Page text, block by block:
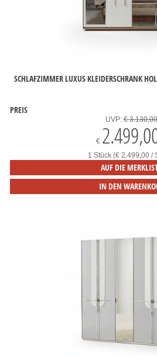
SCHLAFZIMMER LUXUS KLEIDERSCHRANK
PREIS
UVP:€ 3.130,00
€
1 Stück (€ 2.499,00 /
AUF DIE
IN DEN